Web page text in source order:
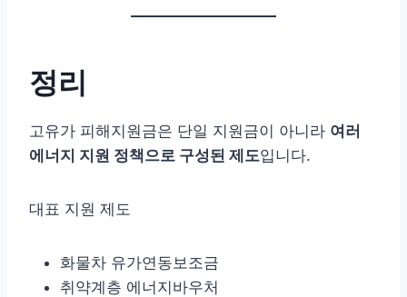
정리
고유가 피해지원금은 단일 지원금이 아니라 여러
에너지 지원 정책으로 구성된 제도입니다.
대표 지원 제도
화물차 유가연동보조금
취약계층 에너지바우처